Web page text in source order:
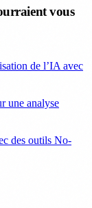
vous
de l’IA avec
une analyse
des outils No-